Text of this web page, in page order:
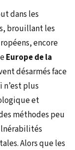
dans les
brouillant les
encore
Europe de la
désarmés face
plus
et
méthodes peu
Alors que les